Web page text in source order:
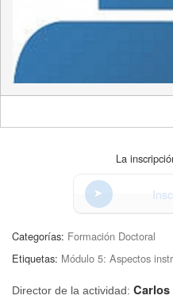
La
Categorías: Formación Doctoral
Etiquetas: Módulo 5: Aspectos
Director de la actividad: Carlos